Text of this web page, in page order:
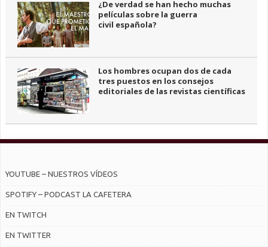
¿De verdad se han hecho muchas
películas sobre la guerra
civil española?
Los hombres ocupan dos de cada
tres puestos en los consejos
editoriales de las revistas científicas
YOUTUBE – NUESTROS VÍDEOS
SPOTIFY – PODCAST LA CAFETERA
EN TWITCH
EN TWITTER